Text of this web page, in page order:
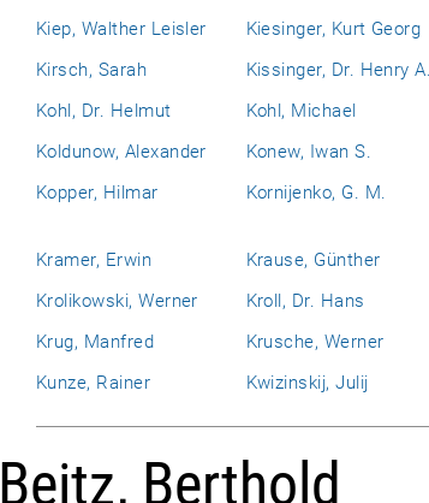
Kiep, Walther Leisler Kiesinger, Kurt Georg
Kirsch, Sarah
Kissinger, Dr. Henry A.
Kohl, Dr. Helmut
Kohl, Michael
Koldunow, Alexander
Konew, Iwan S.
Kopper, Hilmar
Kornijenko, G. M.
Kramer, Erwin Krause, Günther
Krolikowski, Werner
Kroll, Dr. Hans
Krug, Manfred
Krusche, Werner
Kunze, Rainer
Kwizinskij, Julij
Beitz, Berthold